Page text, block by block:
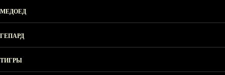
МЕДОЕД
ГЕПАРД
ТИГРЫ